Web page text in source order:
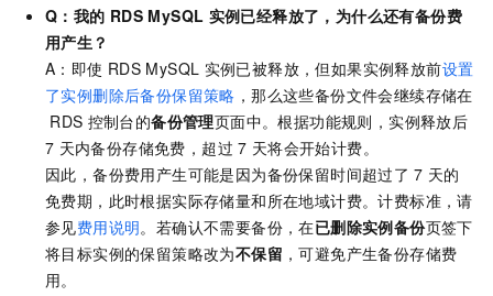
Q：我的 RDS MySQL 实例已经释放了，为什么还有备份费
用产生？
A：即使 RDS MySQL 实例已被释放，但如果实例释放前设置
了实例删除后备份保留策略 ，那么这些备份文件会继续存储在
RDS 控制台的备份管理页面中。根据功能规则，实例释放后
7 天内备份存储免费，超过 7 天将会开始计费。
因此，备份费用产生可能是因为备份保留时间超过了 7 天的
免费期，此时根据实际存储量和所在地域计费。计费标准，请
参见费用说明。若确认不需要备份，在已删除实例备份页签下
将目标实例的保留策略改为不保留 ，可避免产生备份存储费
用。